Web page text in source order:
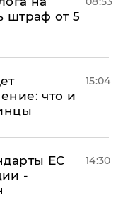
штраф от 5
что и
15:04
ЕС
-
14:30